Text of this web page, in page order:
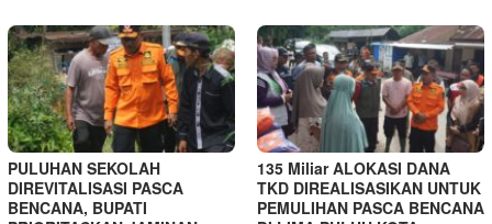
PULUHAN SEKOLAH
DIREVITALISASI PASCA
BENCANA, BUPATI
135 Miliar ALOKASI DANA
TKD DIREALISASIKAN UNTUK
PEMULIHAN PASCA BENCANA